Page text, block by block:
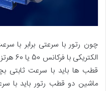
چون رتور با سرعتی برابر با